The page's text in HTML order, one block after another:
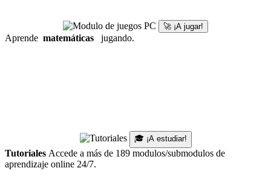
🚀 ¡A jugar!
Aprende matemáticas jugando.
🎓 ¡A estudiar!
Tutoriales Accede a más de 189 modulos/submodulos de
aprendizaje online 24/7.